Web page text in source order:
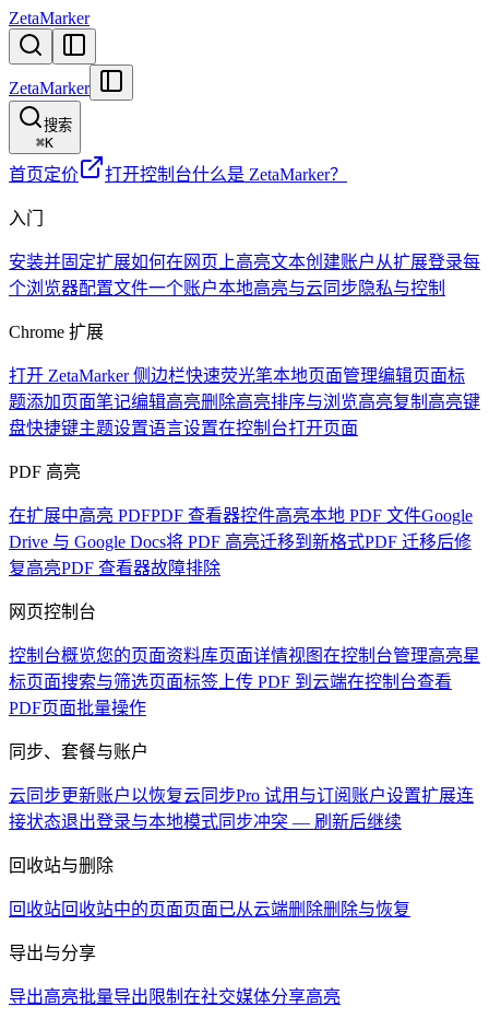
ZetaMarker
ZetaMarker
搜索
⌘K
首页定价 打开控制台什么是 ZetaMarker？
入门
安装并固定扩展如何在网页上高亮文本创建账户 从扩展登录每
个浏览器配置文件一个账户本地高亮与云同步 隐私与控制
Chrome 扩展
打开 ZetaMarker 侧边栏快速荧光笔本地页面管理编辑页面标
题添加页面笔记编辑高亮删除高亮排序与浏览高亮复制高亮键
盘快捷键主题设置语言设置在控制台打开页面
PDF 高亮
在扩展中高亮 PDFPDF 查看器控件高亮本地 PDF 文件Google
Drive 与 Google Docs将 PDF 高亮迁移到新格式PDF 迁移后修
复高亮PDF 查看器故障排除
网页控制台
控制台概览您的页面资料库页面详情视图在控制台管理高亮星
标页面搜索与筛选页面标签 上传 PDF 到云端在控制台查看
PDF页面批量操作
同步、套餐与账户
云同步更新账户以恢复云同步Pro 试用与订阅 账户设置扩展连
接状态退出登录与本地模式同步冲突 — 刷新后继续
回收站与删除
回收站回收站中的页面页面已从云端删除删除与恢复
导出与分享
导出高亮批量导出限制 在社交媒体分享高亮